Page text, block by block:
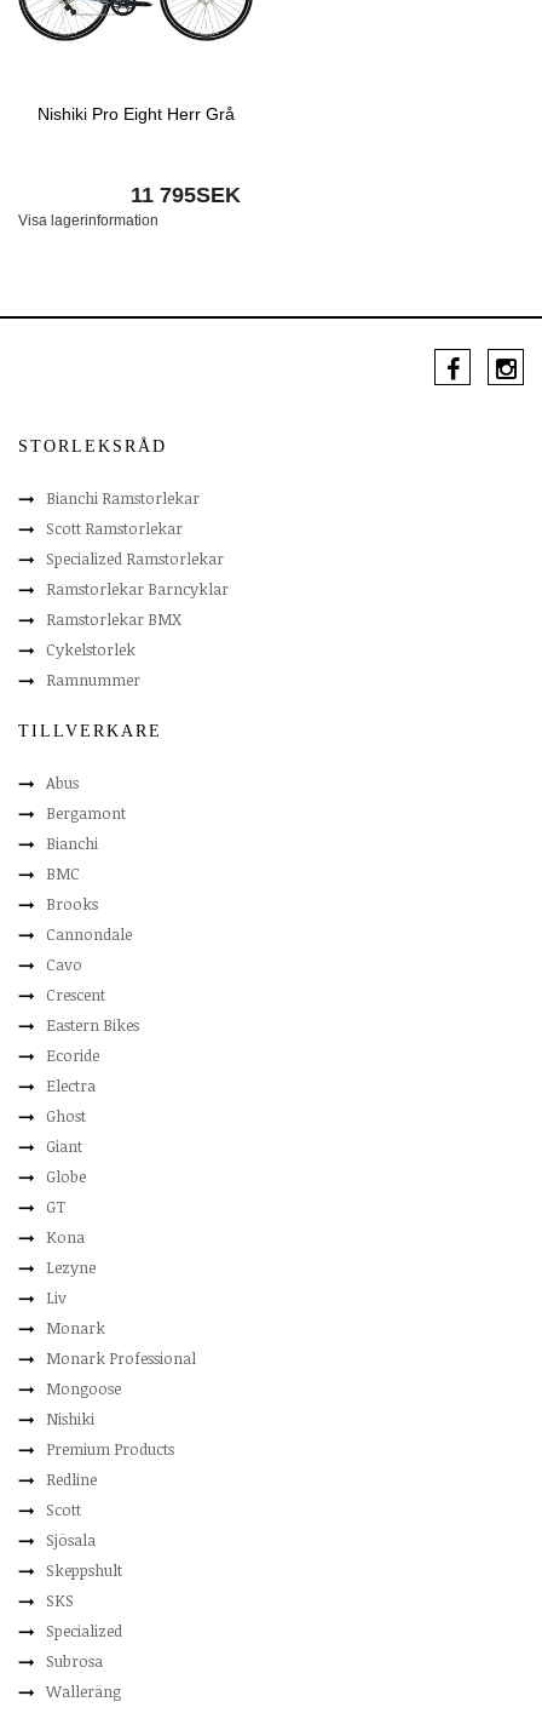
Nishiki Pro Eight Herr Grå
11 795SEK
Visa lagerinformation
STORLEKSRÅD
Bianchi Ramstorlekar
Scott Ramstorlekar
Specialized Ramstorlekar
Ramstorlekar Barncyklar
Ramstorlekar BMX
Cykelstorlek
Ramnummer
TILLVERKARE
Abus
Bergamont
Bianchi
BMC
Brooks
Cannondale
Cavo
Crescent
Eastern Bikes
Ecoride
Electra
Ghost
Giant
Globe
GT
Kona
Lezyne
Liv
Monark
Monark Professional
Mongoose
Nishiki
Premium Products
Redline
Scott
Sjösala
Skeppshult
SKS
Specialized
Subrosa
Walleräng